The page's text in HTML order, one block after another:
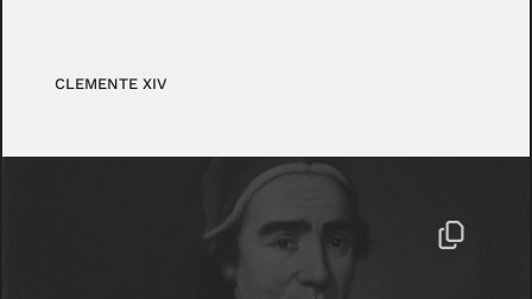
CLEMENTE XIV